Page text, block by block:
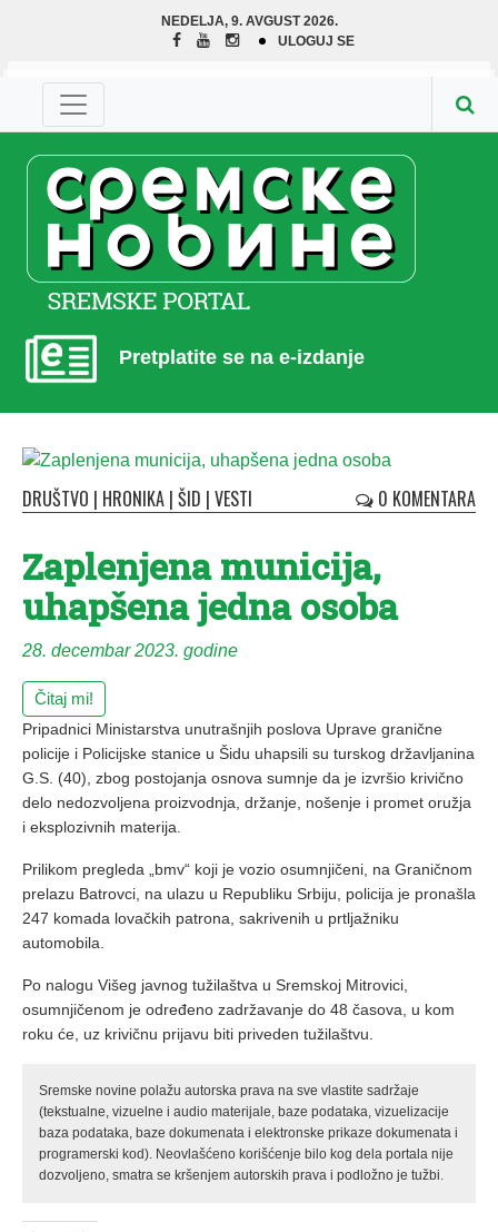
NEDELJA, 9. AVGUST 2026.
ULOGUJ SE
Pretplatite se na e-izdanje
DRUŠTVO | HRONIKA | ŠID | VESTI 0 KOMENTARA
Zaplenjena municija,
uhapšena jedna osoba
28. decembar 2023. godine
Čitaj mi!
Pripadnici Ministarstva unutrašnjih poslova Uprave granične
policije i Policijske stanice u Šidu uhapsili su turskog državljanina
G.S. (40), zbog postojanja osnova sumnje da je izvršio krivično
delo nedozvoljena proizvodnja, držanje, nošenje i promet oružja
i eksplozivnih materija.
Prilikom pregleda „bmv“ koji je vozio osumnjičeni, na Graničnom
prelazu Batrovci, na ulazu u Republiku Srbiju, policija je pronašla
247 komada lovačkih patrona, sakrivenih u prtljažniku
automobila.
Po nalogu Višeg javnog tužilaštva u Sremskoj Mitrovici,
osumnjičenom je određeno zadržavanje do 48 časova, u kom
roku će, uz krivičnu prijavu biti priveden tužilaštvu.
Sremske novine polažu autorska prava na sve vlastite sadržaje
(tekstualne, vizuelne i audio materijale, baze podataka, vizuelizacije
baza podataka, baze dokumenata i elektronske prikaze dokumenata i
programerski kod). Neovlašćeno korišćenje bilo kog dela portala nije
dozvoljeno, smatra se kršenjem autorskih prava i podložno je tužbi.